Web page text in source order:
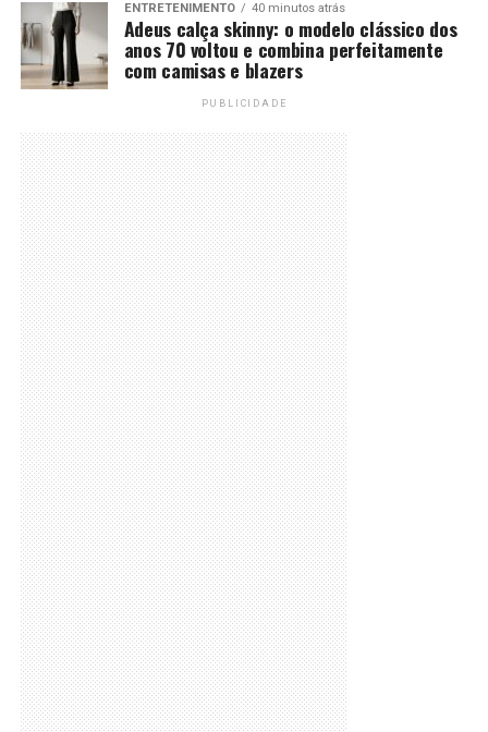
ENTRETENIMENTO 40 minutos atrás
Adeus calça skinny: o modelo clássico dos
anos 70 voltou e combina perfeitamente
com camisas e blazers
PUBLICIDADE